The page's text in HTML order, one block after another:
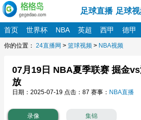
足球直播 足球
首页 世界杯 NBA 英超 西甲 德甲
你的位置： 24直播网 > 篮球视频 > NBA视频
07月19日 NBA夏季联赛 掘金
放
日期：2025-07-19 点击：87 赛事： NBA直播
录像 集锦